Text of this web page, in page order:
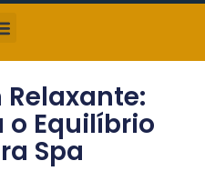
o Equilíbrio
Spa